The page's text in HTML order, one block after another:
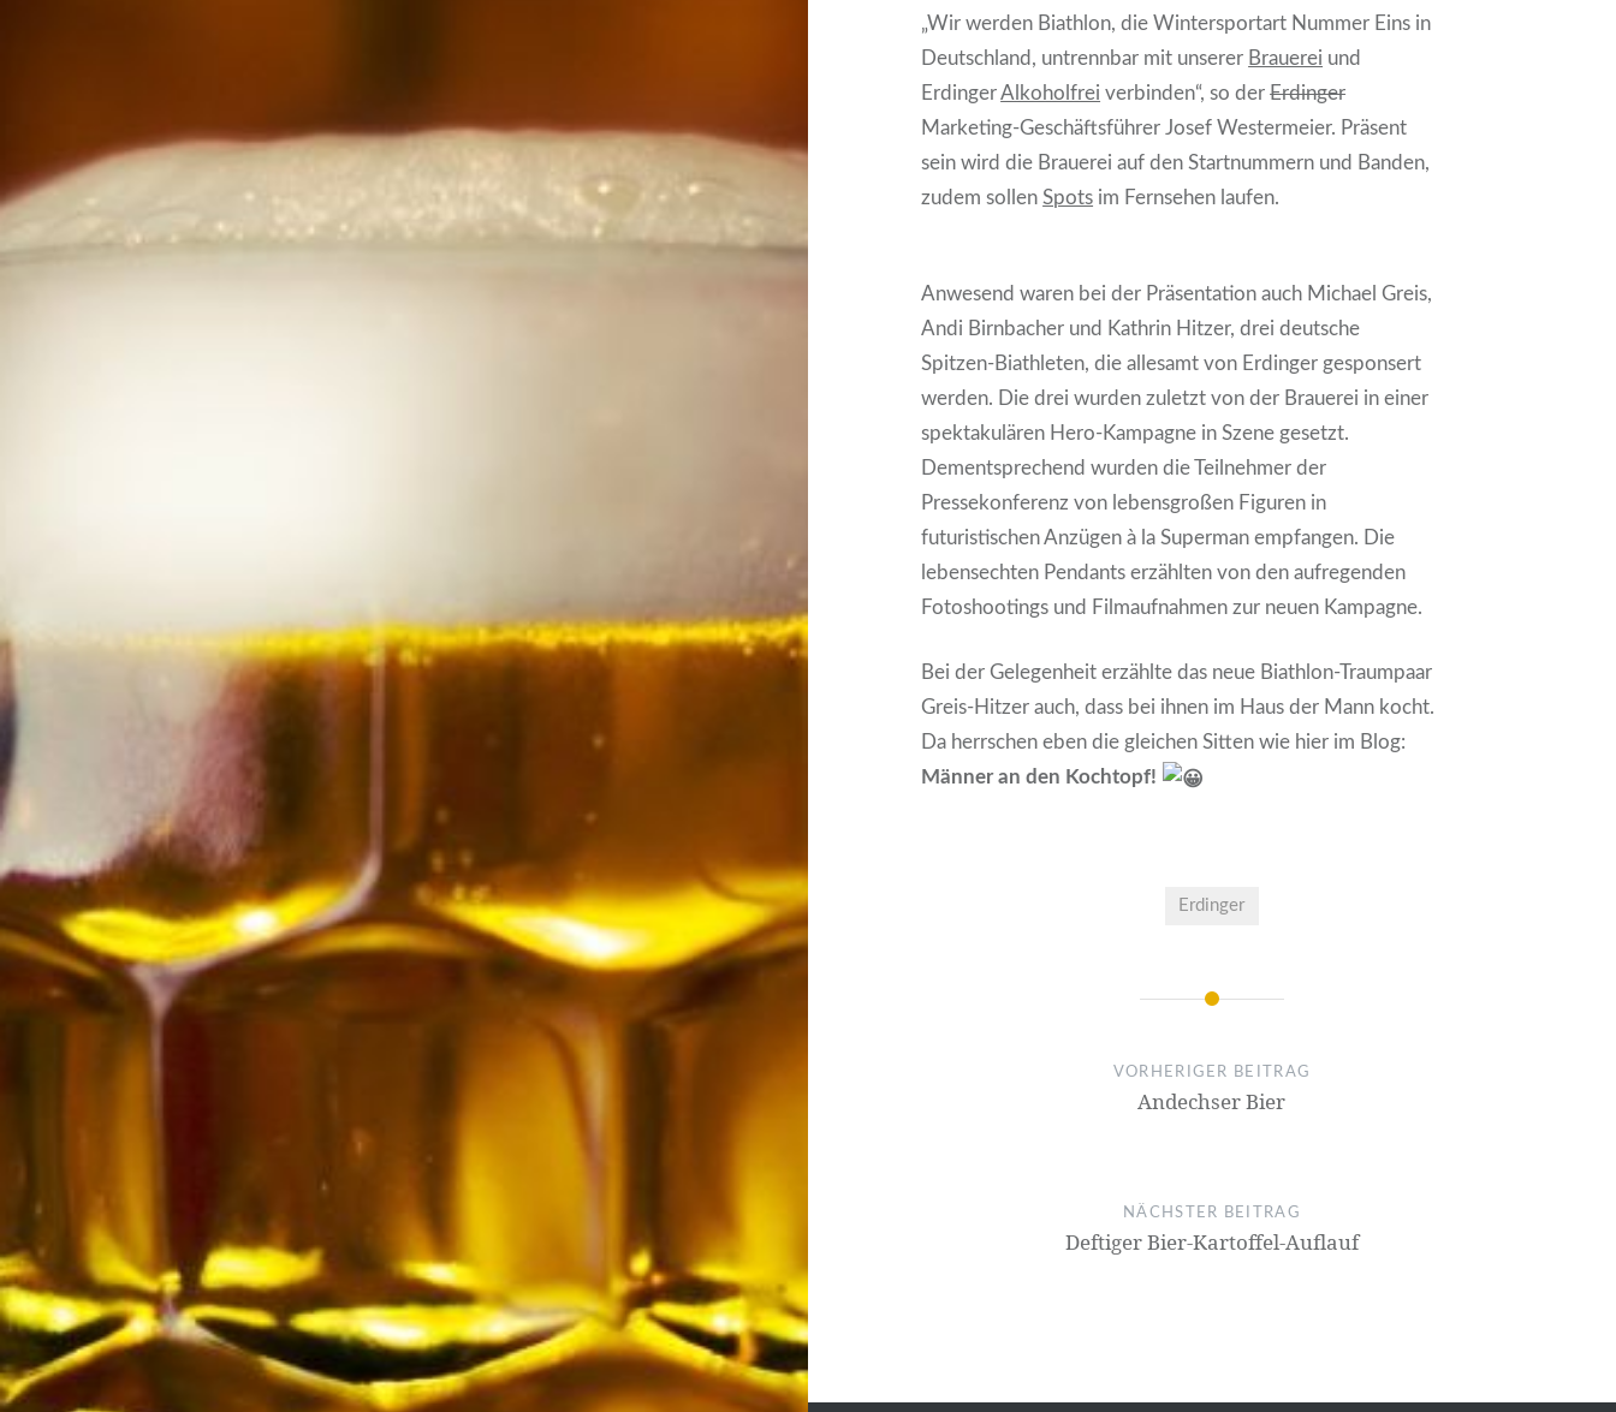
„Wir werden Biathlon, die Wintersportart Nummer Eins in
Deutschland, untrennbar mit unserer Brauerei und
ErdingerAlkoholfrei verbinden“, so derErdinger
Marketing-Geschäftsführer Josef Westermeier. Präsent
sein wird die Brauerei auf den Startnummern und Banden,
zudem sollenSpots im Fernsehen laufen.
Anwesend waren bei der Präsentation auch Michael Greis,
Andi Birnbacher und Kathrin Hitzer, drei deutsche
Spitzen-Biathleten, die allesamt von Erdinger gesponsert
werden. Die drei wurden zuletzt von der Brauerei in einer
spektakulären Hero-Kampagne in Szene gesetzt.
Dementsprechend wurden die Teilnehmer der
Pressekonferenz von lebensgroßen Figuren in
futuristischen Anzügen à la Superman empfangen. Die
lebensechten Pendants erzählten von den aufregenden
Fotoshootings und Filmaufnahmen zur neuen Kampagne.
Bei der Gelegenheit erzählte das neue Biathlon-Traumpaar
Greis-Hitzer auch, dass bei ihnen im Haus der Mann kocht.
Da herrschen eben die gleichen Sitten wie hier im Blog:
Männer an den Kochtopf!
Erdinger
VORHERIGER BEITRAG
Andechser Bier
NÄCHSTER BEITRAG
Deftiger Bier-Kartoffel-Auflauf